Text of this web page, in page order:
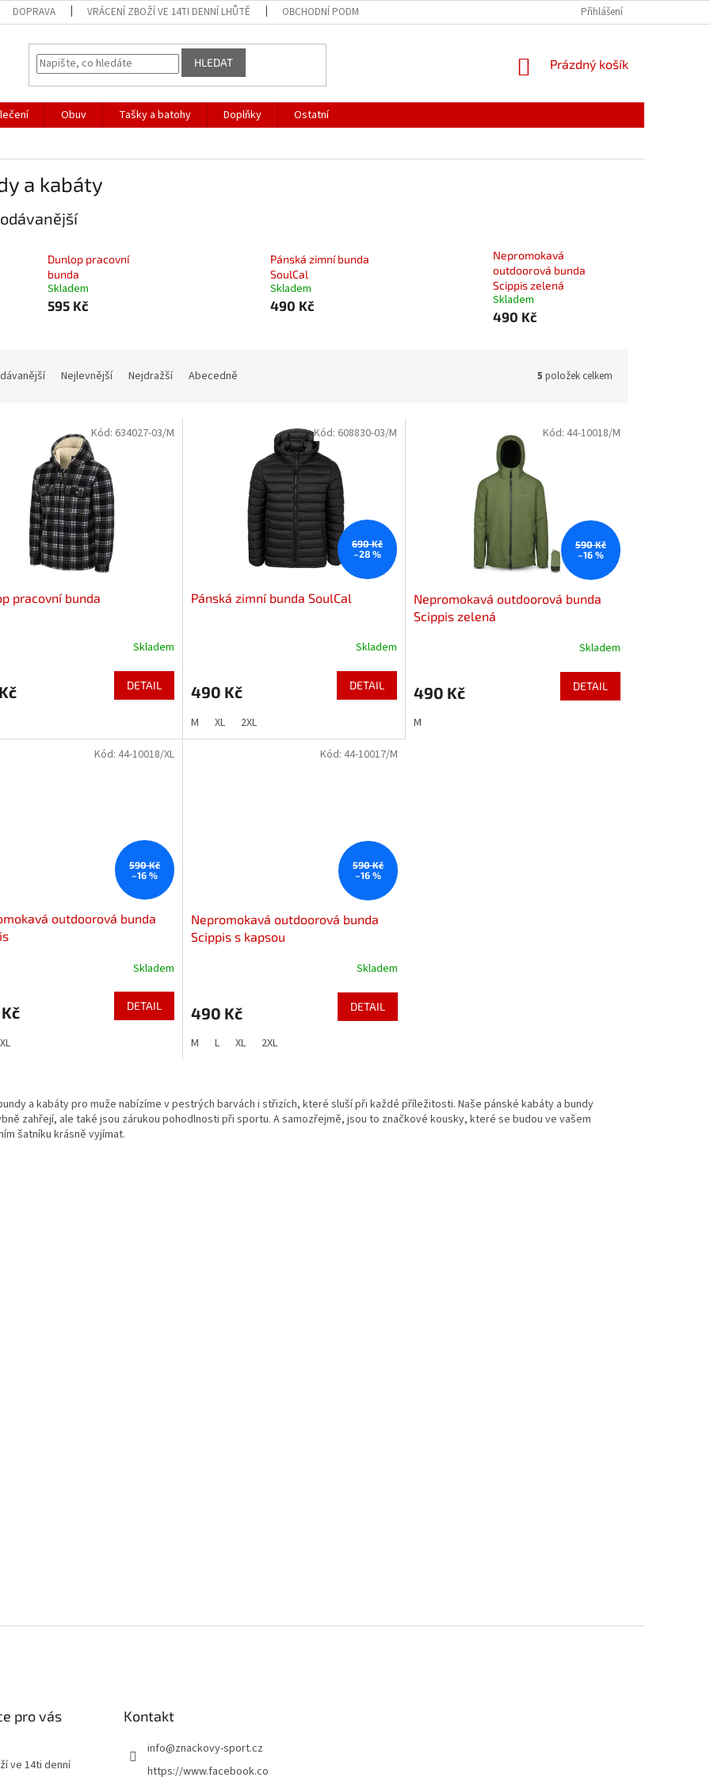
DOPRAVA VRÁCENÍ ZBOŽÍ VE 14TI DENNÍ LHŮTĚ OBCHODNÍ PODMÍNKY PODMÍNKY ZPRACOVÁNÍ OSOBNÍCH ÚDAJŮ
Přihlášení
HLEDAT
NÁKUPNÍ
Prázdný košík
Obuv Tašky a batohy Doplňky
Ostatní
a kabáty
Dunlop pracovní
bunda
Skladem
595 Kč
Pánská zimní bunda
SoulCal
Skladem
490 Kč
Nepromokavá
outdoorová bunda
Scippis zelená
Skladem
490 Kč
Nejlevnější Nejdražší Abecedně 5 položek celkem
pracovní bunda
Skladem
DETAIL
Kód: 634027-03/M
690 Kč
–28 %
Pánská zimní bunda SoulCal
Skladem
490 Kč DETAIL
M XL 2XL
Kód: 608830-03/M
590 Kč
–16 %
Nepromokavá outdoorová bunda
Scippis zelená
Skladem
490 Kč DETAIL
M
Kód: 44-10018/M
590 Kč
–16 %
outdoorová bunda
Skladem
DETAIL
Kód: 44-10018/XL
590 Kč
–16 %
Nepromokavá outdoorová bunda
Scippis s kapsou
Skladem
490 Kč DETAIL
M L XL 2XL
Kód: 44-10017/M
l
á
a kabáty pro muže nabízíme v pestrých barvách i střizích, které sluší při každé příležitosti. Naše pánské kabáty a bundy
zahřejí, ale také jsou zárukou pohodlnosti při sportu. A samozřejmě, jsou to značkové kousky, které se budou ve vašem
šatníku krásně vyjímat.
pro vás
ve 14ti denní
Kontakt
info@znackovy-sport.cz
https://www.facebook.co